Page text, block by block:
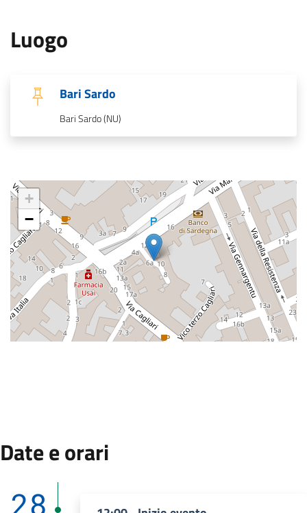
Luogo
Bari Sardo
Bari Sardo (NU)
+
−
Date e orari
Dal 28 Dicembre 2025 al 28 Dicembre 2025.
28